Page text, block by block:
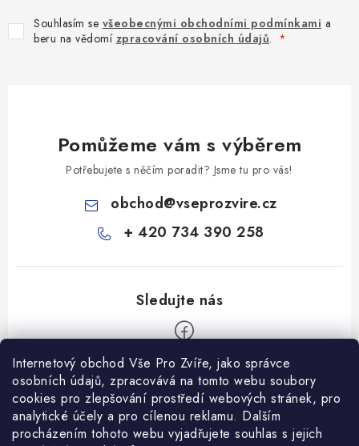
Internetový obchod Vše Pro Zvíře, jako správce
osobních údajů, zpracovává na tomto webu soubory
cookies pro zlepšování prostředí webových stránek, pro
analytické účely a pro cílenou reklamu. Dalším
procházením tohoto webu vyjadřujete souhlas s jejich
Souhlasím se všeobecnými obchodními podmínkami a
beru na vědomí zpracování osobních údajů.
Pomůžeme vám s výběrem
Potřebujete s něčím poradit? Jsme tu pro vás!
obchod@vseprozvire.cz
+ 420 734 390 258
Informace pro Vás